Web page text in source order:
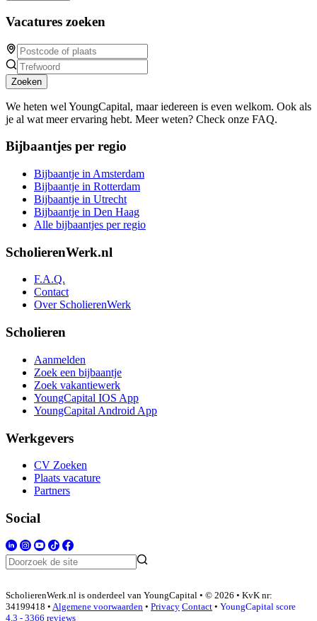
Vacatures zoeken
Zoeken
We heten wel YoungCapital, maar iedereen is even welkom. Ook als
je al wat meer ervaring hebt. Meer weten? Check onze FAQ.
Bijbaantjes per regio
Bijbaantje in Amsterdam
Bijbaantje in Rotterdam
Bijbaantje in Utrecht
Bijbaantje in Den Haag
Alle bijbaantjes per regio
ScholierenWerk.nl
F.A.Q.
Contact
Over ScholierenWerk
Scholieren
Aanmelden
Zoek een bijbaantje
Zoek vakantiewerk
YoungCapital IOS App
YoungCapital Android App
Werkgevers
CV Zoeken
Plaats vacature
Partners
Social
ScholierenWerk.nl is onderdeel van YoungCapital • © 2026 • KvK nr:
34199418 • Algemene voorwaarden • Privacy Contact • YoungCapital score
4.3 - 3366 reviews